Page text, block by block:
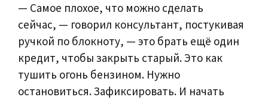
— Самое плохое, что можно сделать
сейчас, — говорил консультант, постукивая
ручкой по блокноту, — это брать ещё один
кредит, чтобы закрыть старый. Это как
тушить огонь бензином. Нужно
остановиться. Зафиксировать. И начать